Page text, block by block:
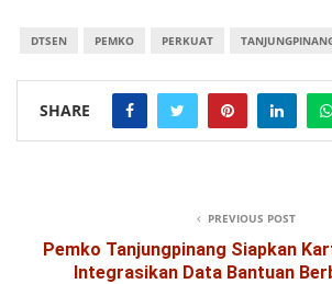
DTSEN PEMKO PERKUAT
SHARE
PREVIOUS POST
Pemko Tanjungpinang Siapkan
Integrasikan Data Bantuan